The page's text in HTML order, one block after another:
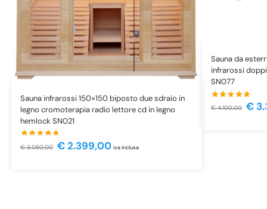
Sauna infrarossi 150×150 biposto due sdraio in
legno cromoterapia radio lettore cd in legno
hemlock SN021
€3.050,00 €2.399,00 iva inclusa
Sauna da
infrarossi
SN077
€4.100,00 €